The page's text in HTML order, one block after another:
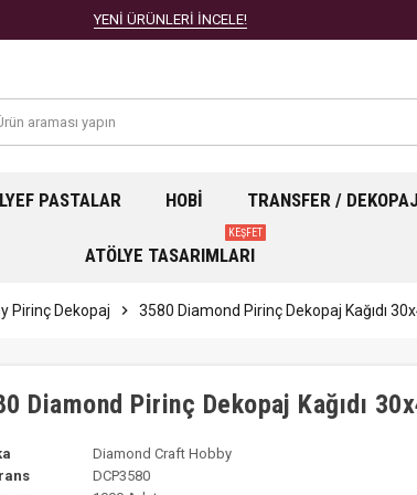
YENİ ÜRÜNLERİ İNCELE!
PASTALAR HOBI TRANSFER / DEKOPAJ
ATÖLYE TASARIMLARI
KEŞFET
Pirinç Dekopaj chevron_right 3580 Diamond Pirinç Dekopaj Kağıdı
Diamond Pirinç Dekopaj Kağıdı
Diamond Craft Hobby
DCP3580